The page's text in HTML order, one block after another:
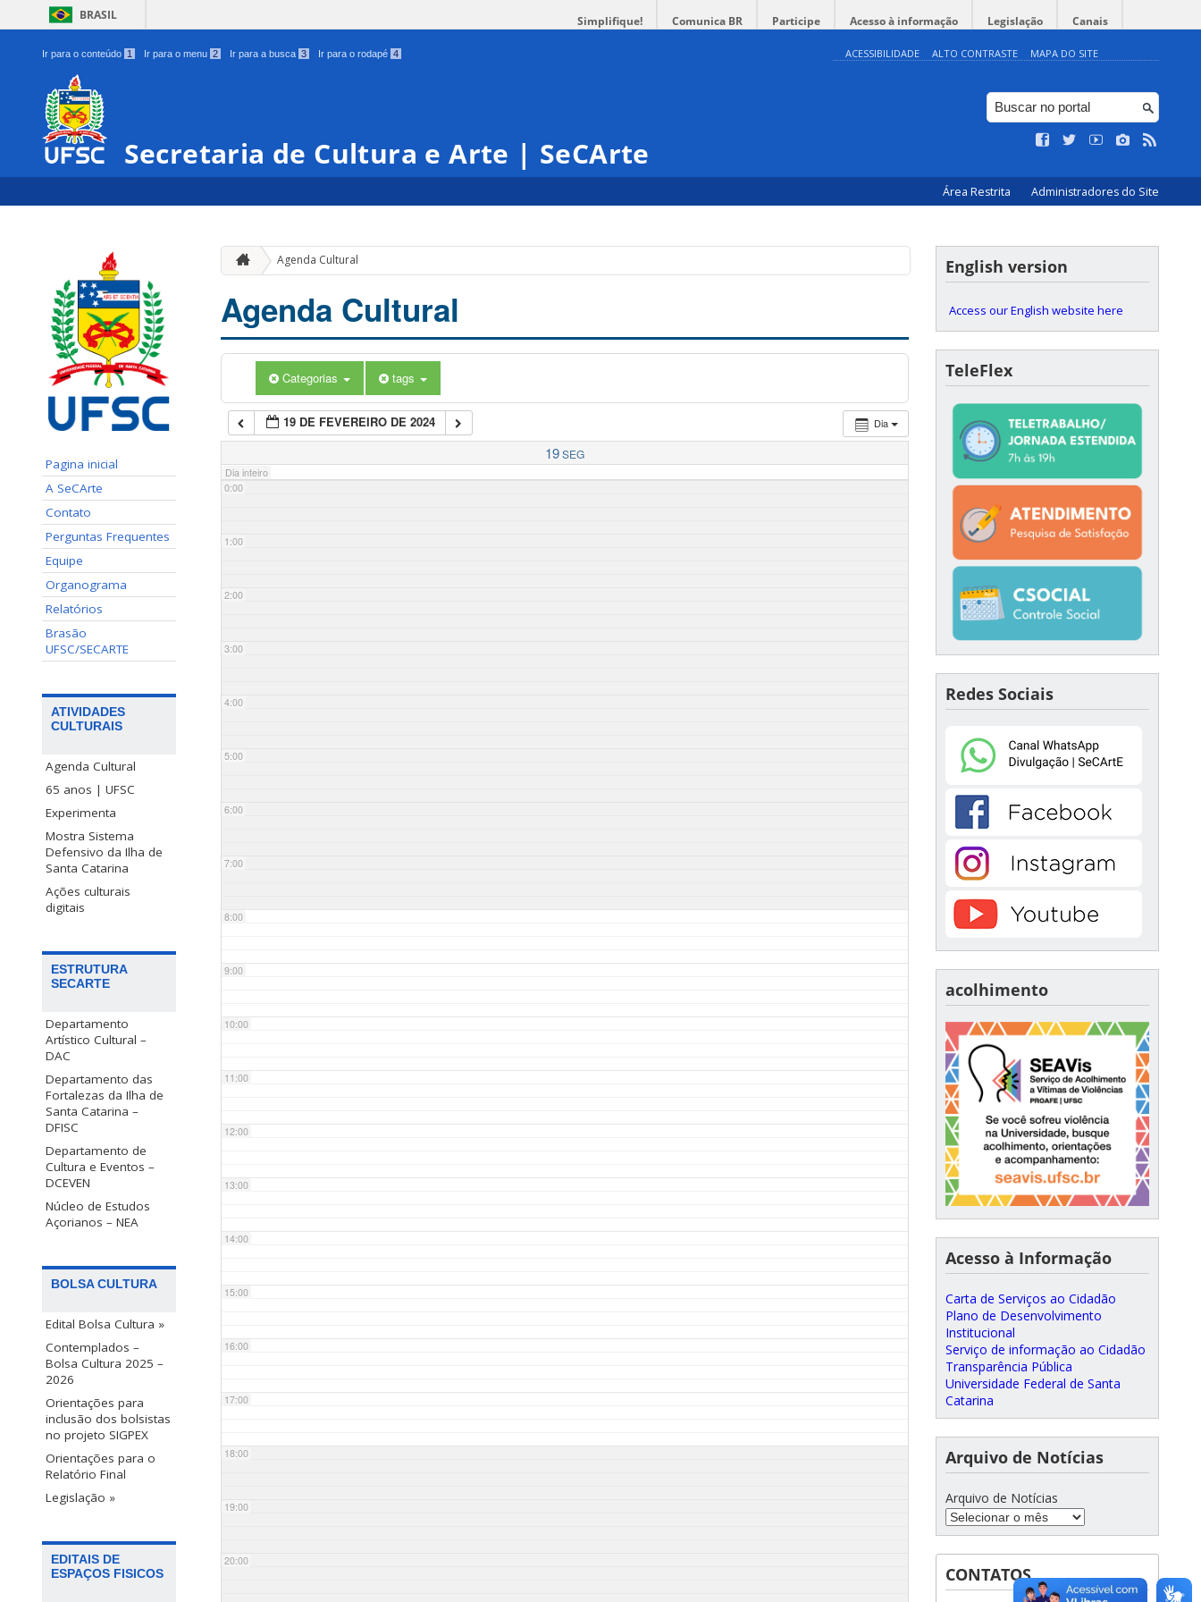
BRASIL Simplifique! Comunica BR Participe Acesso à informação Legislação Canais
Ir para o conteúdo 1 Ir para o menu 2 Ir para a busca 3 Ir para o rodapé 4 ACESSIBILIDADE ALTO CONTRASTE MAPA DO SITE
Secretaria de Cultura e Arte | SeCArte
Área Restrita Administradores do Site
Pagina inicial
A SeCArte
Contato
Perguntas Frequentes
Equipe
Organograma
Relatórios
Brasão
UFSC/SECARTE
ATIVIDADES
CULTURAIS
Agenda Cultural
65 anos | UFSC
Experimenta
Mostra Sistema
Defensivo da Ilha de
Santa Catarina
Ações culturais
digitais
ESTRUTURA
SECARTE
Departamento
Artístico Cultural –
DAC
Departamento das
Fortalezas da Ilha de
Santa Catarina –
DFISC
Departamento de
Cultura e Eventos –
DCEVEN
Núcleo de Estudos
Açorianos – NEA
BOLSA CULTURA
Edital Bolsa Cultura »
Contemplados –
Bolsa Cultura 2025 –
2026
Orientações para
inclusão dos bolsistas
no projeto SIGPEX
Orientações para o
Relatório Final
Legislação »
EDITAIS DE
ESPAÇOS FISICOS
Agenda Cultural
Agenda Cultural
Categorias tags
Dia
19 DE FEVEREIRO DE 2024
19SEG
Dia inteiro
0:00
1:00
2:00
3:00
4:00
5:00
6:00
7:00
8:00
9:00
10:00
11:00
12:00
13:00
14:00
15:00
16:00
17:00
18:00
19:00
20:00
English version
Access our English website here
TeleFlex
Redes Sociais
acolhimento
Acesso à Informação
Carta de Serviços ao Cidadão
Plano de Desenvolvimento
Institucional
Serviço de informação ao Cidadão
Transparência Pública
Universidade Federal de Santa
Catarina
Arquivo de Notícias
Arquivo de Notícias
CONTATOS